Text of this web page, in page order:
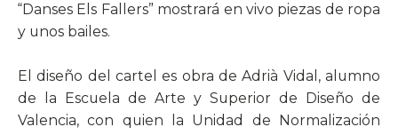
“Danses Els Fallers” mostrará en vivo piezas de ropa
y unos bailes.
El diseño del cartel es obra de Adrià Vidal, alumno
de la Escuela de Arte y Superior de Diseño de
Valencia, con quien la Unidad de Normalización